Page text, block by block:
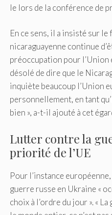
le lors de la conférence de
En ce sens, il a insisté sur
nicaraguayenne continue
préoccupation pour l’Union
désolé de dire que le
inquiète beaucoup l’Union
personnellement, en tant
bien », a-t-il ajouté à cet
Lutter contre la
priorité de l’UE
Pour l’instance
guerre russe en Ukraine «
choix à l’ordre du jour ». «